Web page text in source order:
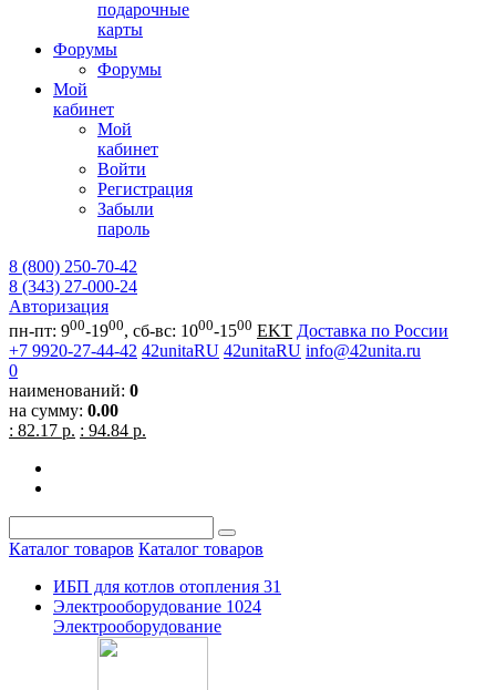
подарочные
карты
Форумы
Форумы
Мой
кабинет
Мой
кабинет
Войти
Регистрация
Забыли
пароль
8 (800) 250-70-42
8 (343) 27-000-24
Авторизация
пн-пт: 900-1900, сб-вс: 1000-1500 EKT Доставка по России
+7 9920-27-44-42 42unitaRU 42unitaRU info@42unita.ru
0
наименований: 0
на сумму: 0.00
: 82.17 р. : 94.84 р.
Каталог товаров Каталог товаров
ИБП для котлов отопления 31
Электрооборудование 1024
Электрооборудование